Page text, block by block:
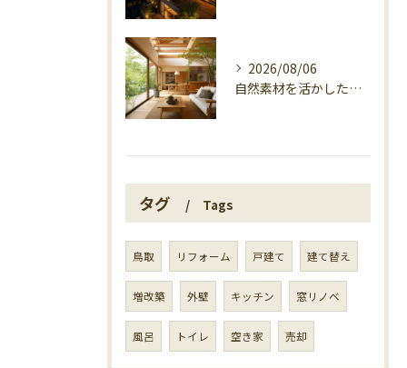
2026/08/06
自然素材を活かした家づくり、マエタ木材の目線
タグ Tags
鳥取 リフォーム 戸建て 建て替え
増改築 外壁 キッチン 窓リノベ
風呂 トイレ 空き家 売却